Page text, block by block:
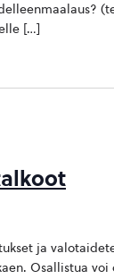
[…]
ja
Osallistua